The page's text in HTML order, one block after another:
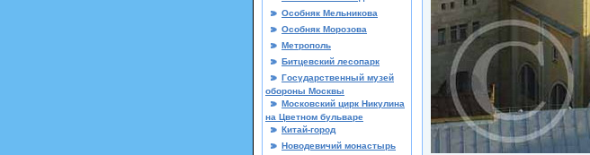
Особняк Мельникова
Особняк Морозова
Метрополь
Битцевский лесопарк
Государственный музей
обороны Москвы
Московский цирк Никулина
на Цветном бульваре
Китай-город
Новодевичий монастырь